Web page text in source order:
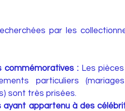
par les
commémoratives : Les
particuliers
sont très prisées.
ayant appartenu à des